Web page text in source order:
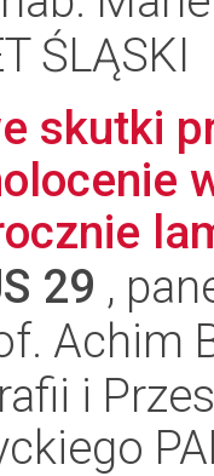
ŚLĄSKI
skutki
29 ,
Achim
i